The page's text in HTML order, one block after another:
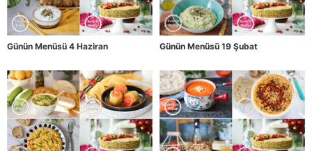
Günün Menüsü 4 Haziran Günün Menüsü 19 Şubat